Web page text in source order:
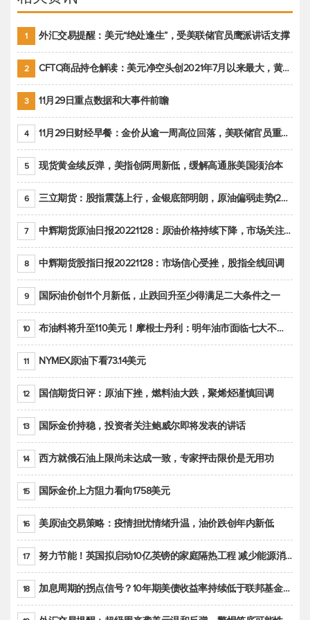
1 外汇交易提醒：美元“绝处逢生”，受美联储官员鹰派讲话支撑
2 CFTC商品持仓解读：美元净空头创2021年7月以来最大，黄金期货投机性净多头头寸减少
3 11月29日重点数据和大事件前瞻
4 11月29日财经早餐：金价从逾一周高位回落，美联储官员重申鹰派立场推动美元回升
5 现货黄金续反弹，美指创两周新低，缓解高通胀美国须治本
6 三立期货：股指震荡上行，金银底部明朗，原油偏弱走势(20221128收评)
7 中辉期货原油日报20221128：原油价格持续下降，市场关注OPEC+新一轮产能政策
8 中辉期货股指日报20221128：市场信心受挫，股指全线回调
9 国际油价创11个月新低，止跌回升至少得满足二大条件之一
10 布油料将升至110美元！摩根士丹利：明年油市面临七大不确定性
11 NYMEX原油下看73.14美元
12 国信期货日评：原油下挫，燃料油大跌，聚烯烃谨慎回调
13 国际金价持稳，投资者关注鲍威尔即将发表的讲话
14 西方就俄石油上限尚未达成一致，专家抨击限价是无用功
15 国际金价上方阻力看向1758美元
16 美原油交易策略：疫情担忧情绪升温，油价跌创年内新低
17 努力节能！英国拟启动10亿英镑的家庭隔热工程 减少能源消耗
18 加息周期的拐点信号？10年期美债收益率持续低于联邦基金利率目标区间